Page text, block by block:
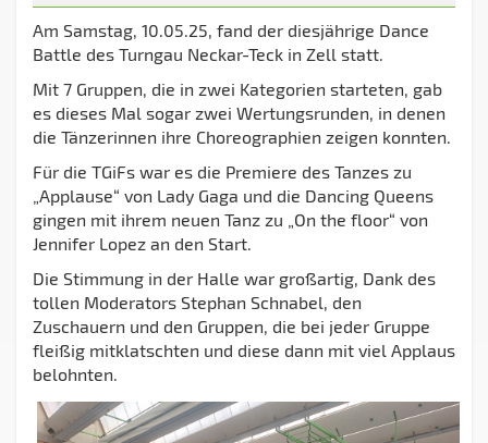
Am Samstag, 10.05.25, fand der diesjährige Dance
Battle des Turngau Neckar-Teck in Zell statt.
Mit 7 Gruppen, die in zwei Kategorien starteten, gab
es dieses Mal sogar zwei Wertungsrunden, in denen
die Tänzerinnen ihre Choreographien zeigen konnten.
Für die TGiFs war es die Premiere des Tanzes zu
„Applause“ von Lady Gaga und die Dancing Queens
gingen mit ihrem neuen Tanz zu „On the floor“ von
Jennifer Lopez an den Start.
Die Stimmung in der Halle war großartig, Dank des
tollen Moderators Stephan Schnabel, den
Zuschauern und den Gruppen, die bei jeder Gruppe
fleißig mitklatschten und diese dann mit viel Applaus
belohnten.